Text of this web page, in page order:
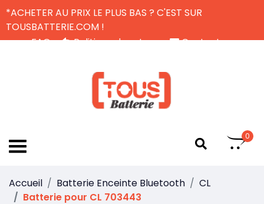
*ACHETER AU PRIX LE PLUS BAS ? C'EST SUR
TOUSBATTERIE.COM !
FAQ
Politique de retour
Contactez-nous
0
Accueil Batterie Enceinte Bluetooth
CL
Batterie pour CL 703443